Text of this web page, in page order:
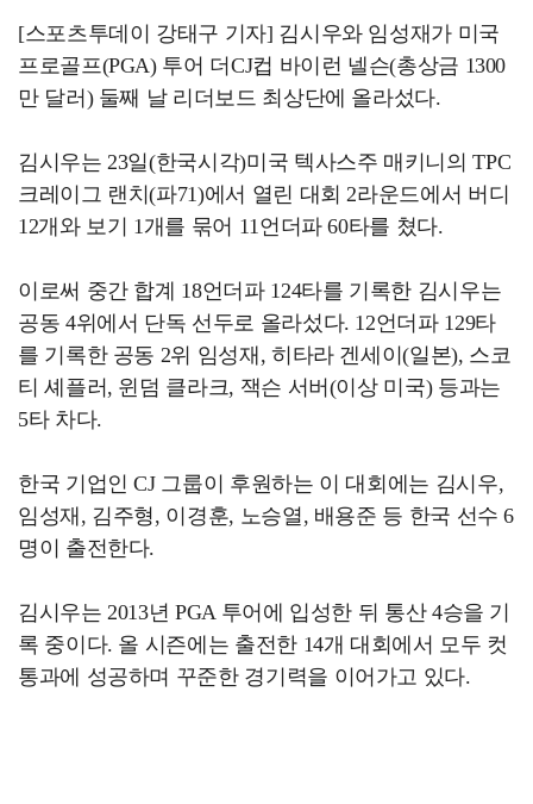
[스포츠투데이 강태구 기자] 김시우와 임성재가 미국
프로골프(PGA) 투어 더CJ컵 바이런 넬슨(총상금 1300
만 달러) 둘째 날 리더보드 최상단에 올라섰다.
김시우는 23일(한국시각)미국 텍사스주 매키니의 TPC
크레이그 랜치(파71)에서 열린 대회 2라운드에서 버디
12개와 보기 1개를 묶어 11언더파 60타를 쳤다.
이로써 중간 합계 18언더파 124타를 기록한 김시우는
공동 4위에서 단독 선두로 올라섰다. 12언더파 129타
를 기록한 공동 2위 임성재, 히타라 겐세이(일본), 스코
티 셰플러, 윈덤 클라크, 잭슨 서버(이상 미국) 등과는
5타 차다.
한국 기업인 CJ 그룹이 후원하는 이 대회에는 김시우,
임성재, 김주형, 이경훈, 노승열, 배용준 등 한국 선수 6
명이 출전한다.
김시우는 2013년 PGA 투어에 입성한 뒤 통산 4승을 기
록 중이다. 올 시즌에는 출전한 14개 대회에서 모두 컷
통과에 성공하며 꾸준한 경기력을 이어가고 있다.